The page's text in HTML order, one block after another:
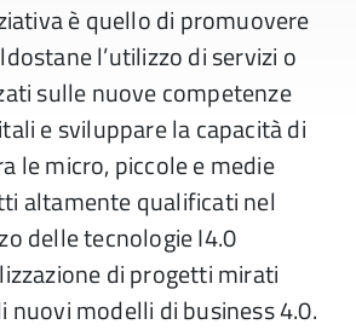
è quello di promuovere
l’utilizzo di servizi o
sulle nuove competenze
e sviluppare la capacità di
le micro, piccole e medie
altamente qualificati nel
delle tecnologie I4.0
di progetti mirati
nuovi modelli di business 4.0.